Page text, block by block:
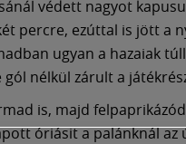
védett nagyot
percre, ezúttal is jött a
ugyan a hazaiak
nélkül zárult a
is, majd
óriásit a palánknál az